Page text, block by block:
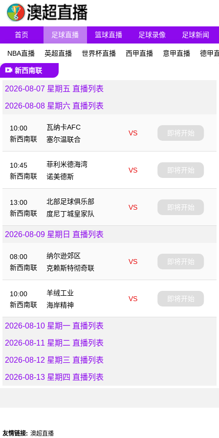
首页 足球直播 篮球直播 足球录像 足球新闻
NBA直播 英超直播 世界杯直播 西甲直播 意甲直播 德甲
新西南联
2026-08-07 星期五 直播列表
2026-08-08 星期六 直播列表
10:00
新西南联
瓦纳卡AFC
VS
塞尔温联合
即将开始
10:45
新西南联
菲利米德海湾
VS
诺美德斯
即将开始
13:00
新西南联
北部足球俱乐部
VS
度尼丁城皇家队
即将开始
2026-08-09 星期日 直播列表
08:00
新西南联
纳尔逊郊区
VS
克赖斯特彻奇联
即将开始
10:00
新西南联
羊绒工业
VS
海岸精神
即将开始
2026-08-10 星期一 直播列表
2026-08-11 星期二 直播列表
2026-08-12 星期三 直播列表
2026-08-13 星期四 直播列表
友情链接: 澳超直播